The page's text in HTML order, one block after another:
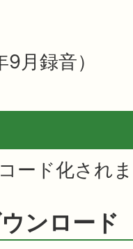
月録音）
ード化され
ンロード